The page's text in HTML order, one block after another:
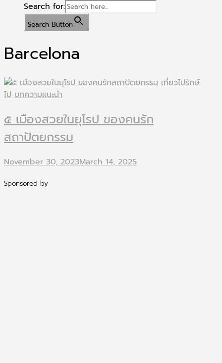
Search for:
Search Button
Barcelona
เที่ยวไปรักษ์
ไป บทความแนะนำ
๕ เมืองสวยในยุโรป ของคนรัก
สถาปัตยกรรม
November 30, 2023March 14, 2025
Sponsored by